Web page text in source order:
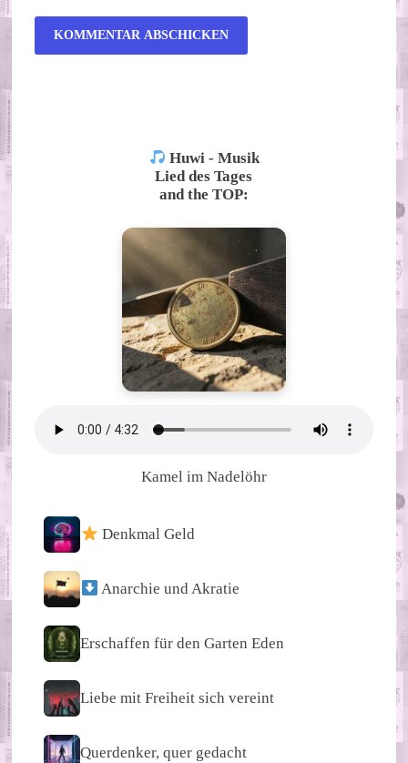
Huwi - Musik
Lied des Tages
and the TOP:
Kamel im Nadelöhr
Denkmal Geld
Anarchie und Akratie
Erschaffen für den Garten Eden
Liebe mit Freiheit sich vereint
Querdenker, quer gedacht